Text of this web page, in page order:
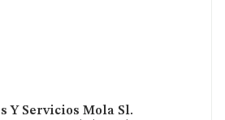
Y Servicios Mola Sl.